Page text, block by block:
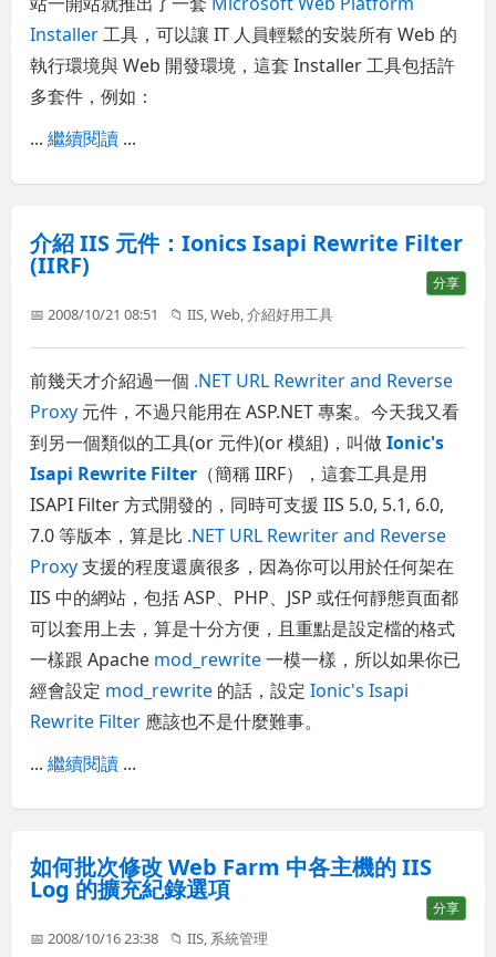
Installer工具，可以讓 IT 人員輕鬆的安裝所有 Web 的
執行環境與 Web 開發環境，這套 Installer 工具包括許
多套件，例如：
...繼續閱讀 ...
介紹 IIS 元件：Ionics Isapi Rewrite Filter
(IIRF)
分享
📅 2008/10/21 08:51 📁IIS,Web,介紹好用工具
前幾天才介紹過一個 .NET URL Rewriter and Reverse
Proxy 元件，不過只能用在 ASP.NET 專案。今天我又看
到另一個類似的工具(or 元件)(or 模組)，叫做Ionic's
Isapi Rewrite Filter （簡稱 IIRF），這套工具是用
ISAPI Filter 方式開發的，同時可支援 IIS 5.0, 5.1, 6.0,
7.0 等版本，算是比 .NET URL Rewriter and Reverse
Proxy支援的程度還廣很多，因為你可以用於任何架在
IIS 中的網站，包括 ASP、PHP、JSP 或任何靜態頁面都
可以套用上去，算是十分方便，且重點是設定檔的格式
一樣跟 Apache mod_rewrite一模一樣，所以如果你已
經會設定 mod_rewrite 的話，設定Ionic's Isapi
Rewrite Filter 應該也不是什麼難事。
...繼續閱讀 ...
如何批次修改 Web Farm 中各主機的 IIS
Log 的擴充紀錄選項
分享
📅 2008/10/16 23:38 📁IIS, 系統管理